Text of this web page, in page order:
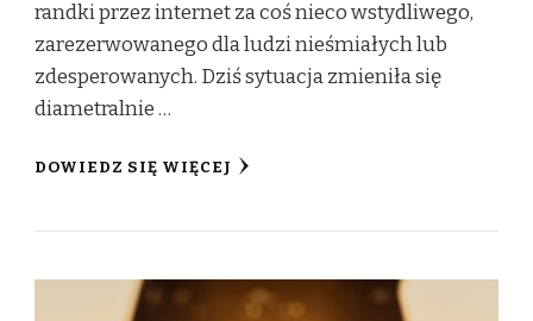
randki przez internet za coś nieco wstydliwego,
zarezerwowanego dla ludzi nieśmiałych lub
zdesperowanych. Dziś sytuacja zmieniła się
diametralnie …
DOWIEDZ SIĘ WIĘCEJ